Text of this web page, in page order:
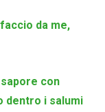
da me,
con
dentro i salumi